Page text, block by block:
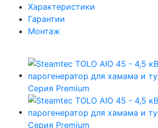
Характеристики
Гарантии
Монтаж